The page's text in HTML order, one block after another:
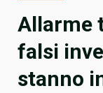
Allarme
falsi
stanno